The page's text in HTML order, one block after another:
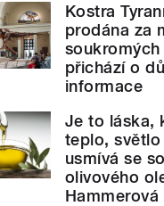
Kostra
prodána za
soukromých
přichází o
informace
Je to láska,
teplo, světlo
usmívá se
olivového
Hammerová